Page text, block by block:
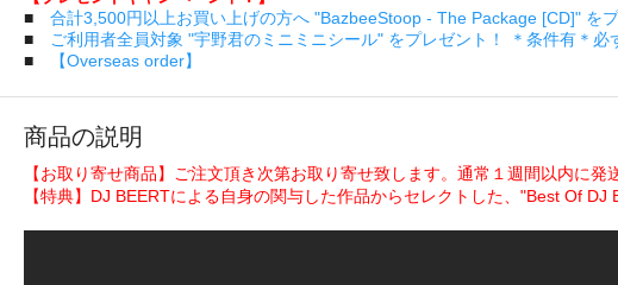
■ 合計3,500円以上お買い上げの方へ "BazbeeStoop - The Package [CD]" を
■
ご利用者全員対象 "宇野君のミニミニシール" をプレゼント！ ＊条件有＊必
■
【Overseas order】
商品の説明
【お取り寄せ商品】ご注文頂き次第お取り寄せ致します。通常１週間以内に発
【特典】DJ BEERTによる自身の関与した作品からセレクトした、"Best Of